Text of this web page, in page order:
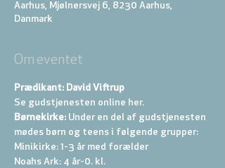
Aarhus, Mjølnersvej 6, 8230 Aarhus,
Danmark
Om eventet
Prædikant: David Viftrup
Se gudstjenesten online her.
Børnekirke: Under en del af gudstjenesten
mødes børn og teens i følgende grupper:
Minikirke: 1-3 år med forælder
Noahs Ark: 4 år-0. kl.